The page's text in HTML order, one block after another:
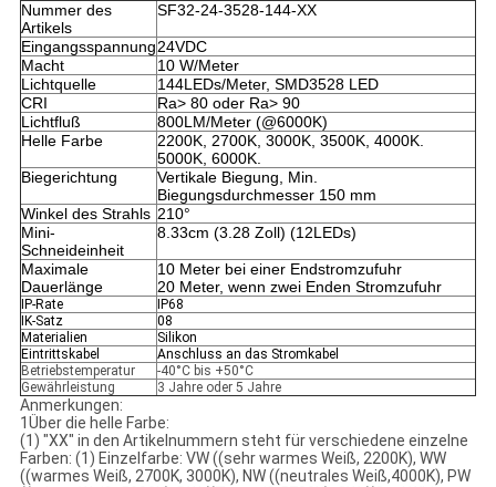
Nummer des
Artikels
SF32-24-3528-144-XX
Eingangsspannung24VDC
Macht
10 W/Meter
Lichtquelle
144LEDs/Meter, SMD3528 LED
CRI
Ra> 80 oder Ra> 90
Lichtfluß
800LM/Meter (@6000K)
Helle Farbe
2200K, 2700K, 3000K, 3500K, 4000K.
5000K, 6000K.
Biegerichtung
Vertikale Biegung, Min.
Biegungsdurchmesser 150 mm
Winkel des Strahls 210°
Mini-
Schneideinheit
8.33cm (3.28 Zoll) (12LEDs)
Maximale
Dauerlänge
10 Meter bei einer Endstromzufuhr
20 Meter, wenn zwei Enden Stromzufuhr
IP-Rate
IP68
IK-Satz
08
Materialien
Silikon
Eintrittskabel
Anschluss an das Stromkabel
Betriebstemperatur
-40°C bis +50°C
Gewährleistung
3 Jahre oder 5 Jahre
Anmerkungen:
1Über die helle Farbe:
(1) "XX" in den Artikelnummern steht für verschiedene einzelne
Farben: (1) Einzelfarbe: VW ((sehr warmes Weiß, 2200K), WW
((warmes Weiß, 2700K, 3000K), NW ((neutrales Weiß,4000K), PW